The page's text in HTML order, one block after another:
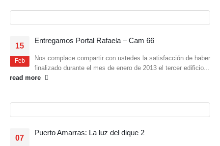
15
Feb
Entregamos Portal Rafaela – Cam 66
Nos complace compartir con ustedes la satisfacción de haber
finalizado durante el mes de enero de 2013 el tercer edificio...
read more
07
Puerto Amarras: La luz del dique 2